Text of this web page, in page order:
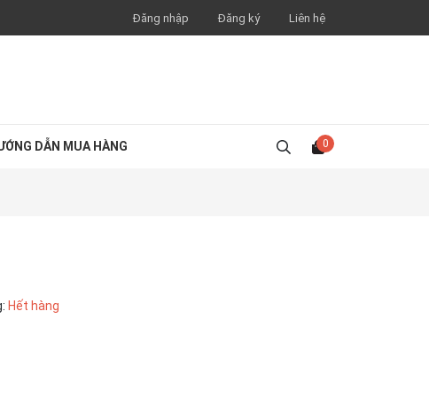
Đăng nhập Đăng ký Liên hệ
DẪN MUA HÀNG 0
Hết hàng